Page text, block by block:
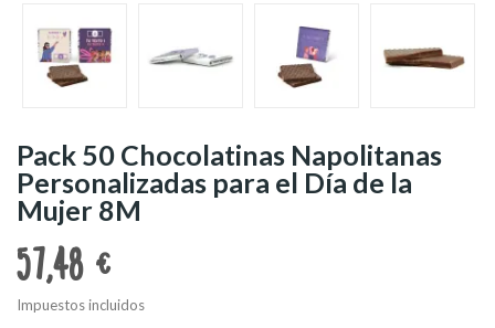
Pack 50 Chocolatinas Napolitanas
Personalizadas para el Día de la
Mujer 8M
57,48 €
Impuestos incluidos